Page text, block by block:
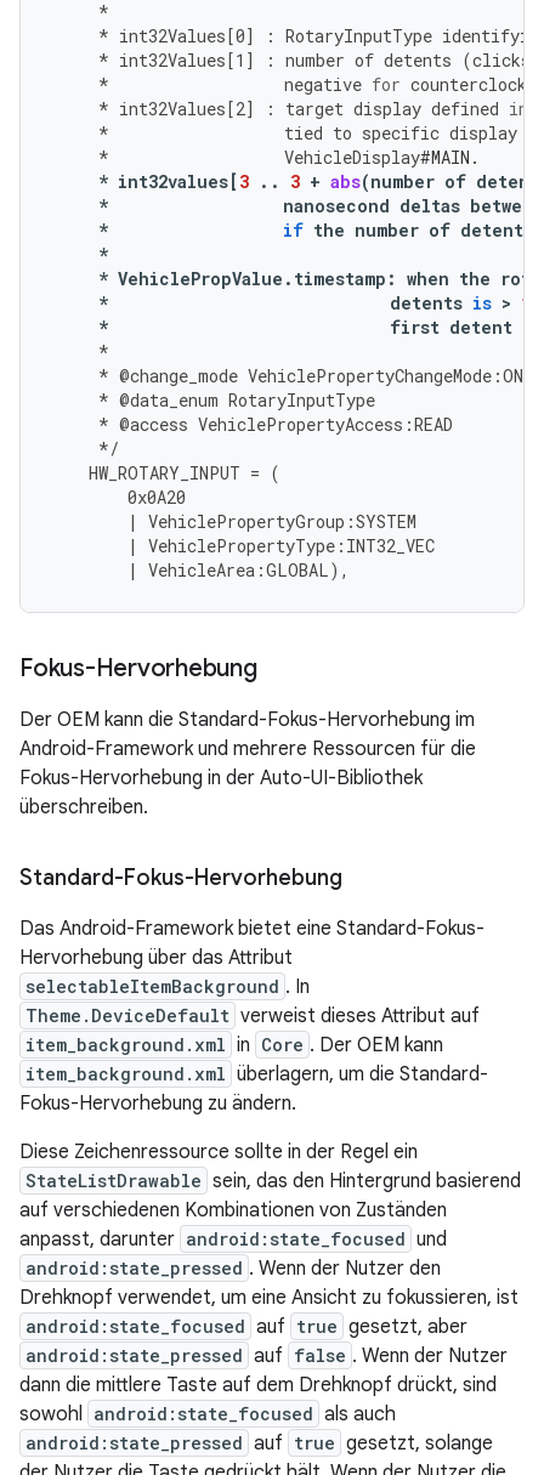
*
* int32Values[0] : RotaryInputType
* int32Values[1 ] : number of detents (clicks
*
negative for
* int32Values[2] : target display defined in
*
tied to specific display
*
VehicleDisplay#MAIN.
* int32values[ 3 .. 3 + abs(number of
*
nanosecond deltas between
*
if the number of detents
*
* VehiclePropValue . timestamp : when the
*
detents is > 1
*
first detent
*
* @change_mode VehiclePropertyChangeMode :
* @data_enum RotaryInputType
* @access VehiclePropertyAccess :READ
*/
HW_ROTARY_INPUT = (
0x0A20
|
VehiclePropertyGroup :SYSTEM
|
VehiclePropertyType : INT32_VEC
|
VehicleArea :GLOBAL),
Fokus-Hervorhebung
Der OEM kann die Standard-Fokus-Hervorhebung im
Android-Framework und mehrere Ressourcen für die
Fokus-Hervorhebung in der Auto-UI-Bibliothek
überschreiben.
Standard-Fokus-Hervorhebung
Das Android-Framework bietet eine Standard-Fokus-
Hervorhebung über das Attribut
selectableItemBackground . In
Theme.DeviceDefault verweist dieses Attribut auf
item_background.xml in Core . Der OEM kann
item_background.xml überlagern, um die Standard-
Fokus-Hervorhebung zu ändern.
Diese Zeichenressource sollte in der Regel ein
StateListDrawable sein, das den Hintergrund basierend
auf verschiedenen Kombinationen von Zuständen
anpasst, darunter android:state_focused und
android:state_pressed . Wenn der Nutzer den
Drehknopf verwendet, um eine Ansicht zu fokussieren, ist
android:state_focused auf true gesetzt, aber
android:state_pressed auf false . Wenn der Nutzer
dann die mittlere Taste auf dem Drehknopf drückt, sind
sowohl android:state_focused als auch
android:state_pressed auf true gesetzt, solange